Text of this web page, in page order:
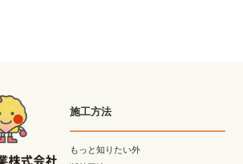
施工方法
もっと知りたい外